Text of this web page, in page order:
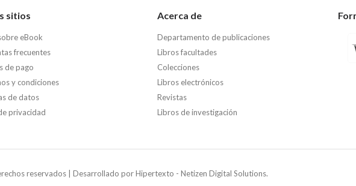
sitios
eBook
frecuentes
de pago
y condiciones
de datos
privacidad
Acerca de
Departamento de publicaciones
Libros facultades
Colecciones
Libros electrónicos
Revistas
Libros de investigación
reservados | Desarrollado porHipertexto - Netizen Digital Solutions.